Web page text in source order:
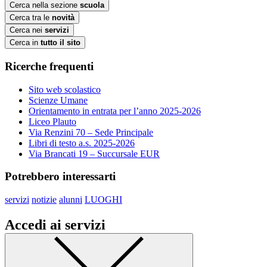
Cerca nella sezione scuola
Cerca tra le novità
Cerca nei servizi
Cerca in tutto il sito
Ricerche frequenti
Sito web scolastico
Scienze Umane
Orientamento in entrata per l’anno 2025-2026
Liceo Plauto
Via Renzini 70 – Sede Principale
Libri di testo a.s. 2025-2026
Via Brancati 19 – Succursale EUR
Potrebbero interessarti
servizi notizie alunni LUOGHI
Accedi ai servizi